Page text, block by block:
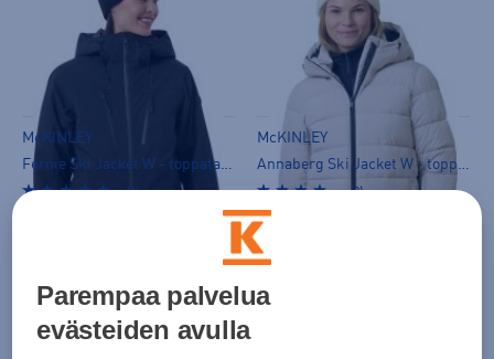
McKINLEY
(1)
McKINLEY
(3)
159,00 €
Parempaa palvelua
evästeiden avulla